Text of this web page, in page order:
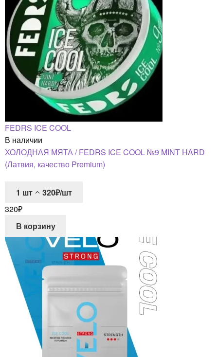
FEDRS ICE COOL
В наличии
ХОЛОДНАЯ МЯТА / FEDRS ICE COOL №9 MINT HARD
(Латвия, качество Premium)
1 шт
320₽/шт
320₽
В корзину